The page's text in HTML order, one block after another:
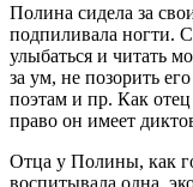
Полина сидела за
подпиливала ногти.
улыбаться и читать
за ум, не позорить
поэтам и пр. Как
право он имеет
Отца у Полины, как
воспитывала одна,